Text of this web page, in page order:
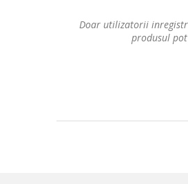
Doar utilizatorii
produsul